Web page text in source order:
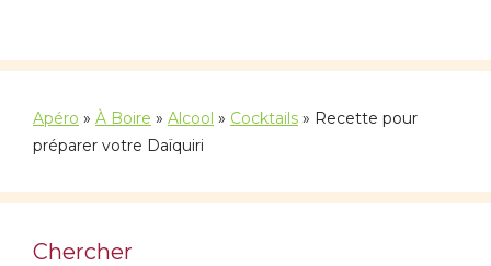
Apéro » À Boire » Alcool » Cocktails » Recette pour
préparer votre Daïquiri
Chercher